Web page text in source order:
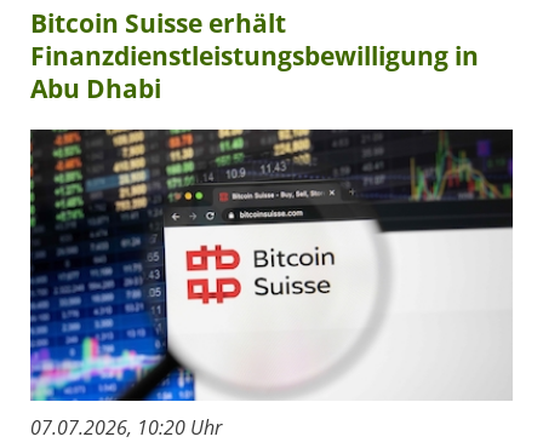
Bitcoin Suisse erhält
Finanzdienstleistungsbewilligung in
Abu Dhabi
07.07.2026, 10:20 Uhr